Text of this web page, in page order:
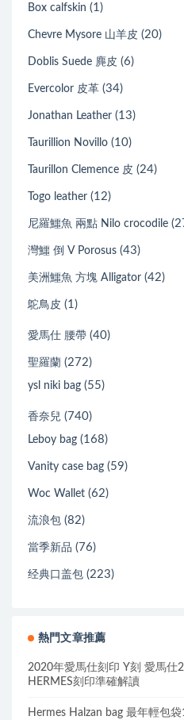
Box calfskin (1)
Chevre Mysore 山羊皮 (20)
Doblis Suede 麂皮 (6)
Evercolor 皮革 (34)
Jonathan Leather (13)
Taurillion Novillo (10)
Taurillon Clemence 皮 (24)
Togo leather (12)
尼羅鱷魚 兩點 Nilo crocodile
灣鱷 倒 V Porosus (43)
美洲鱷魚 方塊 Alligator (42)
鴕鳥皮 (1)
愛馬仕 腰帶 (40)
聖羅蘭 (272)
ysl niki bag (55)
香奈兒 (740)
Leboy bag (168)
Vanity case bag (59)
Woc Wallet (62)
流浪包 (82)
當季新品 (76)
经典口盖包 (223)
熱門文章推薦
2020年愛馬仕刻印 Y刻 愛馬仕
HERMES刻印準確解讀
Hermes Halzan bag 最年輕包